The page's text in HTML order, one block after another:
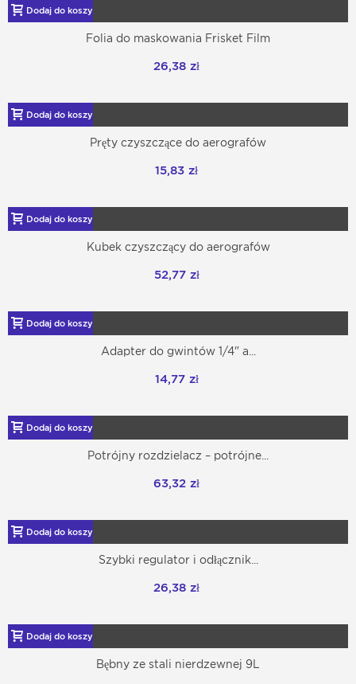
Dodaj do koszyka
Folia do maskowania Frisket Film
26,38 zł
Dodaj do koszyka
Pręty czyszczące do aerografów
15,83 zł
Dodaj do koszyka
Kubek czyszczący do aerografów
52,77 zł
Dodaj do koszyka
Adapter do gwintów 1/4" a...
14,77 zł
Dodaj do koszyka
Potrójny rozdzielacz – potrójne...
63,32 zł
Dodaj do koszyka
Szybki regulator i odłącznik...
26,38 zł
Dodaj do koszyka
Bębny ze stali nierdzewnej 9L